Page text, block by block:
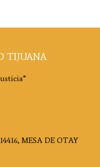
TIJUANA
MESA DE OTAY